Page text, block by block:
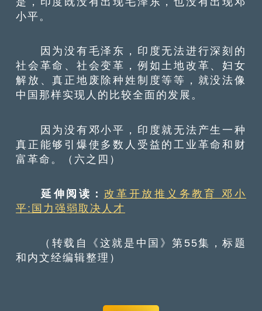
小平。
因为没有毛泽东，印度无法进行深刻的
社会革命、社会变革，例如土地改革、妇女
解放、真正地废除种姓制度等等，就没法像
中国那样实现人的比较全面的发展。
因为没有邓小平，印度就无法产生一种
真正能够引爆使多数人受益的工业革命和财
富革命。（六之四）
延伸阅读： 改革开放推义务教育 邓小
平:国力强弱取决人才
（转载自《这就是中国》第55集，标题
和内文经编辑整理）